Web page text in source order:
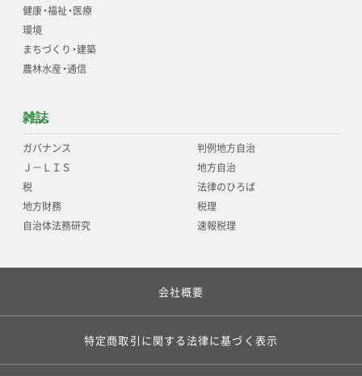
健康・福祉・医療
環境
まちづくり・建築
農林水産・通信
雑誌
ガバナンス
Ｊ－ＬＩＳ
税
地方財務
自治体法務研究
判例地方自治
地方自治
法律のひろば
税理
速報税理
会社概要
特定商取引に関する法律に基づく表示